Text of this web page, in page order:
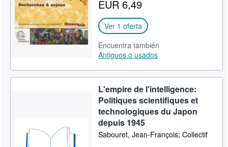
EUR 6,49
Ver 1 oferta
Encuentra también
Antiguos o usados
L'empire de l'intelligence:
Politiques scientifiques et
technologiques du Japon
depuis 1945
Sabouret, Jean-François; Collectif